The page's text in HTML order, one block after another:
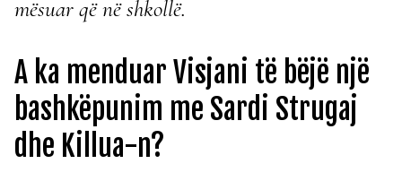
mësuar që në shkollë.
A ka menduar Visjani të bëjë një
bashkëpunim me Sardi Strugaj
dhe Killua-n?